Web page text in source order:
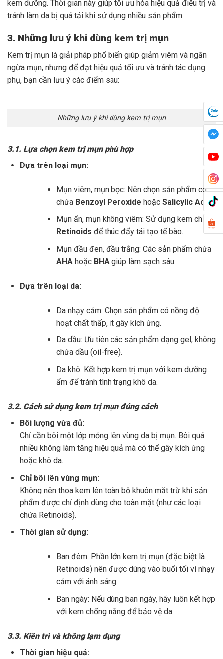
kem dưỡng. Thời gian này giúp tối ưu hóa hiệu quả điều trị và
tránh làm da bị quá tải khi sử dụng nhiều sản phẩm.
3. Những lưu ý khi dùng kem trị mụn
Kem trị mụn là giải pháp phổ biến giúp giảm viêm và ngăn
ngừa mụn, nhưng để đạt hiệu quả tối ưu và tránh tác dụng
phụ, bạn cần lưu ý các điểm sau:
Những lưu ý khi dùng kem trị mụn
3.1. Lựa chọn kem trị mụn phù hợp
Dựa trên loại mụn:
Mụn viêm, mụn bọc: Nên chọn sản phẩm có
chứa Benzoyl Peroxide hoặc Salicylic Acid.
Mụn ẩn, mụn không viêm: Sử dụng kem chứa
Retinoids để thúc đẩy tái tạo tế bào.
Mụn đầu đen, đầu trắng: Các sản phẩm chứa
AHA hoặc BHA giúp làm sạch sâu.
Dựa trên loại da:
Da nhạy cảm: Chọn sản phẩm có nồng độ
hoạt chất thấp, ít gây kích ứng.
Da dầu: Ưu tiên các sản phẩm dạng gel, không
chứa dầu (oil-free).
Da khô: Kết hợp kem trị mụn với kem dưỡng
ẩm để tránh tình trạng khô da.
3.2. Cách sử dụng kem trị mụn đúng cách
Bôi lượng vừa đủ:
Chỉ cần bôi một lớp mỏng lên vùng da bị mụn. Bôi quá
nhiều không làm tăng hiệu quả mà có thể gây kích ứng
hoặc khô da.
Chỉ bôi lên vùng mụn:
Không nên thoa kem lên toàn bộ khuôn mặt trừ khi sản
phẩm được chỉ định dùng cho toàn mặt (như các loại
chứa Retinoids).
Thời gian sử dụng:
Ban đêm: Phần lớn kem trị mụn (đặc biệt là
Retinoids) nên được dùng vào buổi tối vì nhạy
cảm với ánh sáng.
Ban ngày: Nếu dùng ban ngày, hãy luôn kết hợp
với kem chống nắng để bảo vệ da.
3.3. Kiên trì và không lạm dụng
Thời gian hiệu quả: